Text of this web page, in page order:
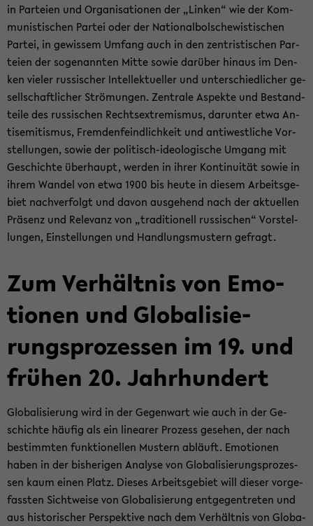
in Par­tei­en und Or­ga­ni­sa­tio­nen der „Lin­ken“ wie der Kom­
mu­nis­ti­schen Par­tei oder der Na­tio­nal­bol­sche­wis­ti­schen
Par­tei, in ge­wis­sem Um­fang auch in den zen­tris­ti­schen Par­
tei­en der so­ge­nann­ten Mitte sowie dar­über hin­aus im Den­
ken vie­ler rus­si­scher In­tel­lek­tu­el­ler und un­ter­schied­li­cher ge­
sell­schaft­li­cher Strö­mun­gen. Zen­tra­le Aspek­te und Be­stand­
tei­le des rus­si­schen Rechts­ex­tre­mis­mus, dar­un­ter etwa An­
ti­se­mi­tis­mus, Frem­den­feind­lich­keit und an­ti­west­li­che Vor­
stel­lun­gen, sowie der politisch-​ideologische Um­gang mit
Ge­schich­te über­haupt, wer­den in ihrer Kon­ti­nui­tät sowie in
ihrem Wan­del von etwa 1900 bis heute in die­sem Ar­beits­ge­
biet nach­ver­folgt und davon aus­ge­hend nach der ak­tu­el­len
Prä­senz und Re­le­vanz von „tra­di­tio­nell rus­si­schen“ Vor­stel­
lun­gen, Ein­stel­lun­gen und Hand­lungs­mus­tern ge­fragt.
Zum Ver­hält­nis von Emo­
tio­nen und Glo­ba­li­sie­
rungs­pro­zes­sen im 19. und
frü­hen 20. Jahr­hun­dert
Glo­ba­li­sie­rung wird in der Ge­gen­wart wie auch in der Ge­
schich­te häu­fig als ein li­nea­rer Pro­zess ge­se­hen, der nach
be­stimm­ten funk­tio­nel­len Mus­tern ab­läuft. Emo­tio­nen
haben in der bis­he­ri­gen Ana­ly­se von Glo­ba­li­sie­rungs­pro­zes­
sen kaum einen Platz. Die­ses Ar­beits­ge­biet will die­ser vor­ge­
fass­ten Sicht­wei­se von Glo­ba­li­sie­rung ent­ge­gen­tre­ten und
aus his­to­ri­scher Per­spek­ti­ve nach dem Ver­hält­nis von Glo­ba­